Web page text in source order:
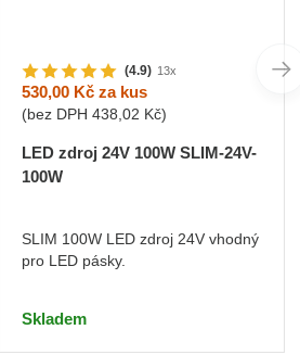
(4.9) 13x
530,00 Kč za kus
(bez DPH438,02 Kč)
LED zdroj 24V 100W SLIM-24V-
100W
SLIM 100W LED zdroj 24V vhodný
pro LED pásky.
Skladem